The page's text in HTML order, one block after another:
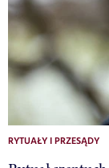
RYTUAŁY I PRZESĄDY